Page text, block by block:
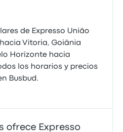
de Expresso União
Vitoria, Goiânia
Horizonte hacia
los horarios y precios
Busbud.
ofrece Expresso